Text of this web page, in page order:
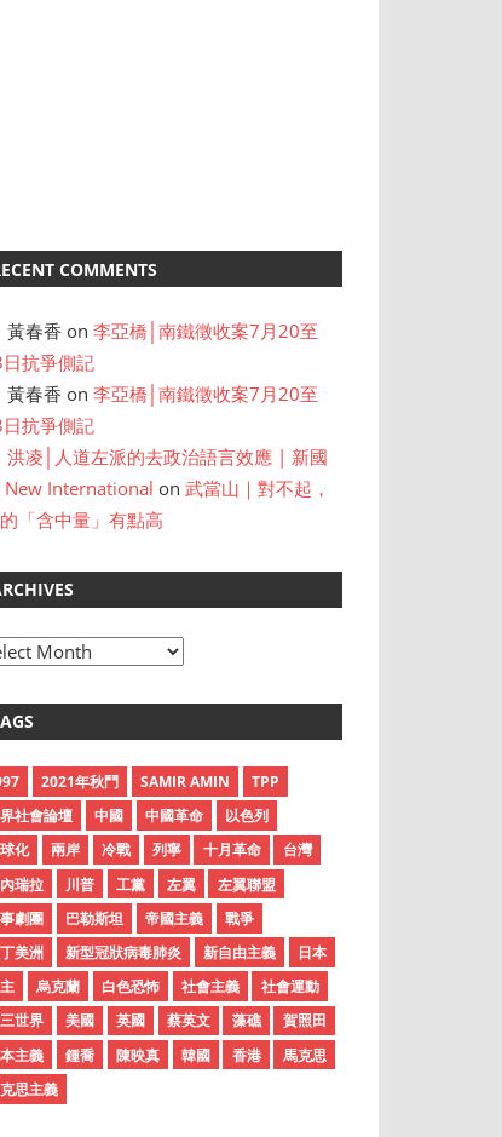
COMMENTS
黃春香 on李亞橋│南鐵徵收案7月20至
抗爭側記
黃春香 on李亞橋│南鐵徵收案7月20至
抗爭側記
洪凌│人道左派的去政治語言效應 | 新國
New International on武當山｜對不起，
「含中量」有點高
2021年秋鬥 SAMIR AMIN
TPP
社會論壇
中國 中國革命
以色列
化
兩岸 冷戰 列寧 十月革命
台灣
瑞拉
川普 工黨 左翼
左翼聯盟
劇團
巴勒斯坦 帝國主義
戰爭
美洲
新型冠狀病毒肺炎 新自由主義
日本
烏克蘭 白色恐怖 社會主義
社會運動
世界
美國 英國 蔡英文 藻礁
賀照田
主義
鍾喬 陳映真 韓國 香港
馬克思
思主義